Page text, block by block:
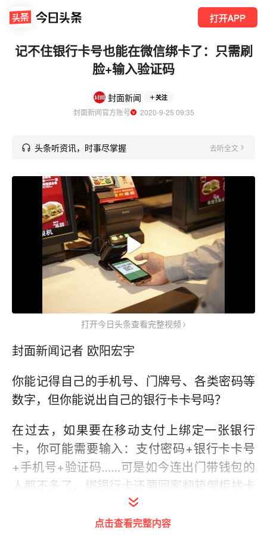
打开APP
记不住银行卡号也能在微信绑卡了：只需刷
脸+输入验证码
封面新闻 关注
封面新闻官方账号
  2020-9-25 09:35
头条听资讯，时事尽掌握 去听全文
打开今日头条查看完整视频
封面新闻记者 欧阳宏宇
你能记得自己的手机号、门牌号、各类密码等
数字，但你能说出自己的银行卡卡号吗？
在过去，如果要在移动支付上绑定一张银行
卡，你可能需要输入：支付密码+银行卡卡号
+手机号+验证码……可是如今连出门带钱包的
人都不多了，绑银行卡还要回家翻箱倒柜找卡
岂不是很心累？现在，有了更简单的办法。
点击查看完整内容